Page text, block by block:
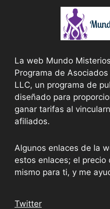
La web Mundo
Programa de
LLC, un programa de
diseñado para
ganar tarifas al
afiliados.
Algunos enlaces de la
estos enlaces; el precio
mismo para ti, y me
Twitter